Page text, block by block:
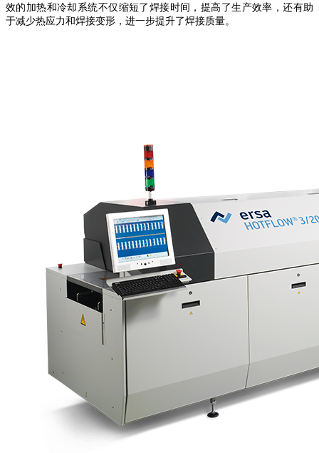
效的加热和冷却系统不仅缩短了焊接时间，提高了生产效率，还有助
于减少热应力和焊接变形，进一步提升了焊接质量。